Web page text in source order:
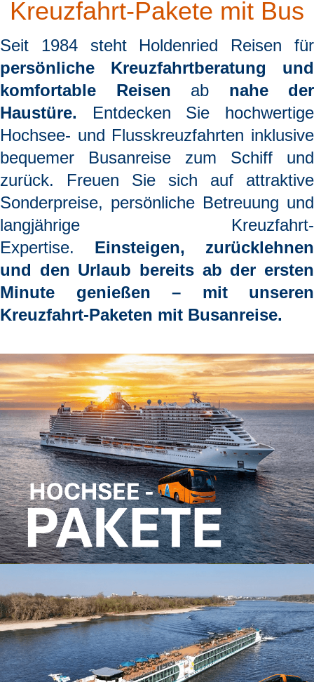
Kreuzfahrt-Pakete mit Bus
Seit 1984 steht Holdenried Reisen für
persönliche Kreuzfahrtberatung und
komfortable Reisen ab nahe der
Haustüre. Entdecken Sie hochwertige
Hochsee- und Flusskreuzfahrten inklusive
bequemer Busanreise zum Schiff und
zurück. Freuen Sie sich auf attraktive
Sonderpreise, persönliche Betreuung und
langjährige Kreuzfahrt-
Expertise. Einsteigen, zurücklehnen
und den Urlaub bereits ab der ersten
Minute genießen
– mit unseren
Kreuzfahrt-Paketen mit Busanreise.